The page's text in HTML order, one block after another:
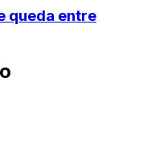
queda entre